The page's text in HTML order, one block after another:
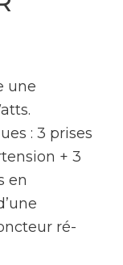
une
: 3 prises
+ 3
en
ré-